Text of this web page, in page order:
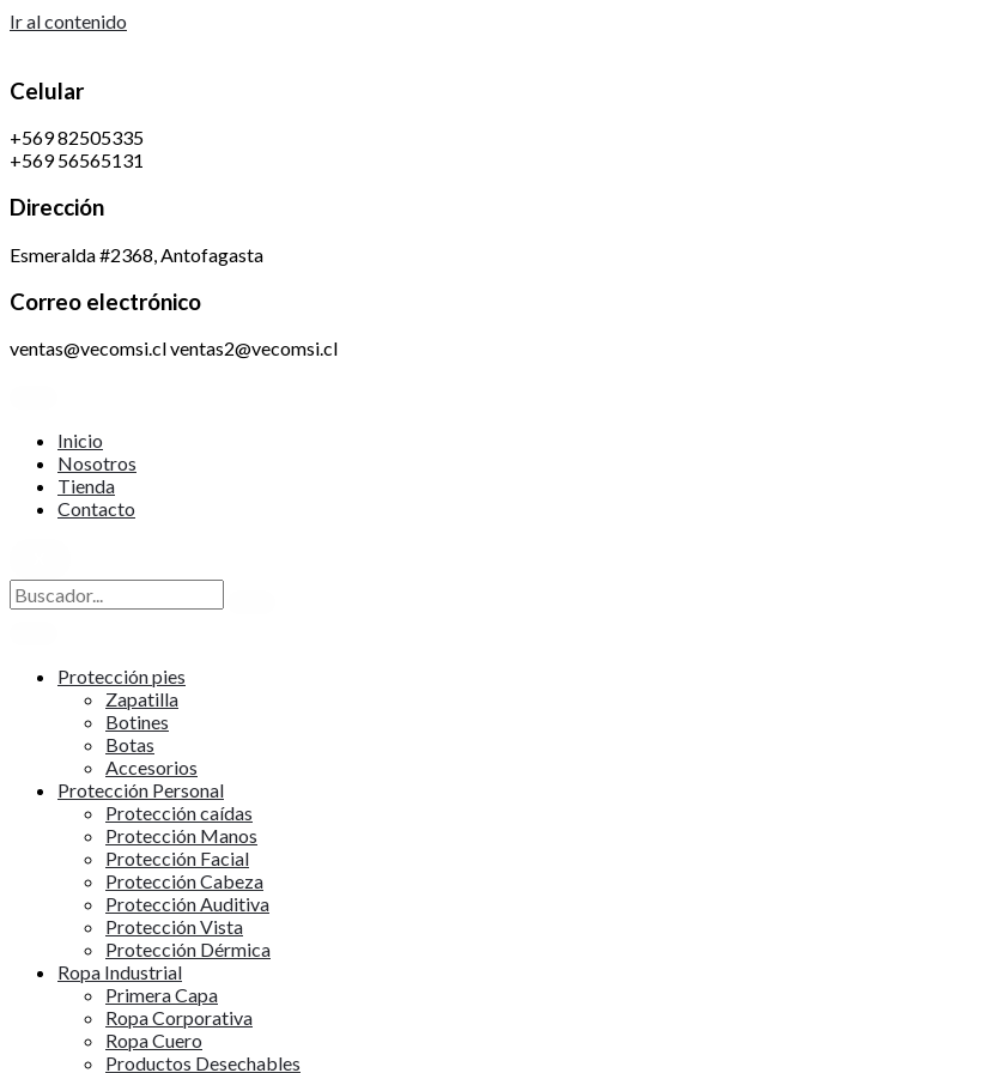
Ir al contenido
Celular
+569 82505335
+569 56565131
Dirección
Esmeralda #2368, Antofagasta
Correo electrónico
ventas@vecomsi.cl ventas2@vecomsi.cl
Inicio
Nosotros
Tienda
Contacto
Protección pies
Zapatilla
Botines
Botas
Accesorios
Protección Personal
Protección caídas
Protección Manos
Protección Facial
Protección Cabeza
Protección Auditiva
Protección Vista
Protección Dérmica
Ropa Industrial
Primera Capa
Ropa Corporativa
Ropa Cuero
Productos Desechables